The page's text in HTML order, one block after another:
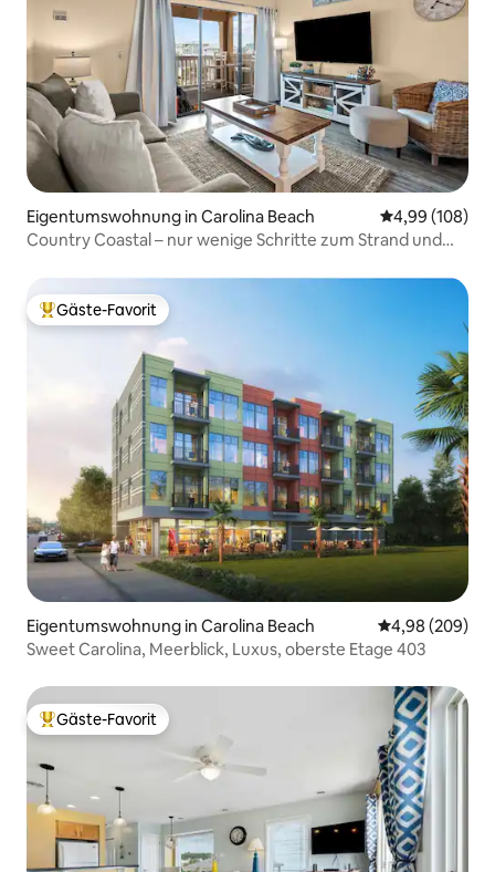
Eigentumswohnung in Carolina Beach
4,99 (108)
Country Coastal – nur wenige Schritte zum Strand und
Beliebter Gäste-Favorit.
Gäste-Favorit
Eigentumswohnung in Carolina Beach
4,98 (209)
Sweet Carolina, Meerblick, Luxus, oberste Etage 403
Beliebter Gäste-Favorit.
Gäste-Favorit